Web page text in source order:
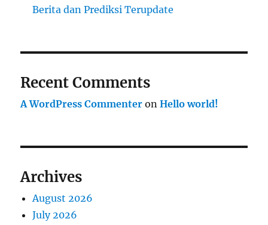
Berita dan Prediksi Terupdate
Recent Comments
A WordPress Commenter onHello world!
Archives
August 2026
July 2026